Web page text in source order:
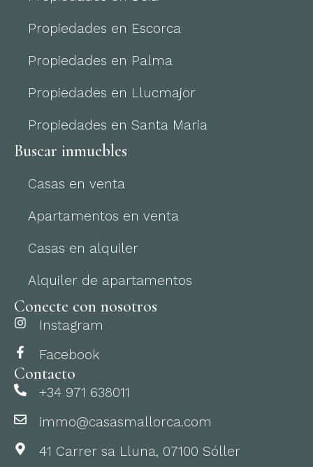
Propiedades en Escorca
Propiedades en Palma
Propiedades en Llucmajor
Propiedades en Santa Maria
Buscar inmuebles
Casas en venta
Apartamentos en venta
Casas en alquiler
Alquiler de apartamentos
Conecte con nosotros
Instagram
Facebook
Contacto
+34 971 638011
immo@casasmallorca.com
41 Carrer sa Lluna, 07100 Sóller